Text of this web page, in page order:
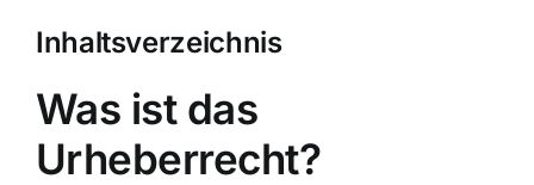
Inhaltsverzeichnis
Was ist das
Urheberrecht?